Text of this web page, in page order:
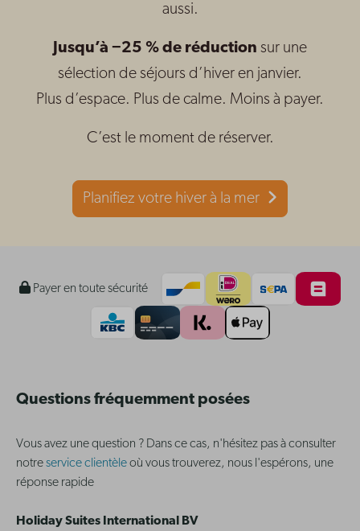
aussi.
Jusqu’à −25 % de réduction sur une
sélection de séjours d’hiver en janvier.
Plus d’espace. Plus de calme. Moins à payer.
C’est le moment de réserver.
Planifiez votre hiver à la mer
Payer en toute sécurité
Questions fréquemment posées
Vous avez une question ? Dans ce cas, n'hésitez pas à consulter
notreservice clientèleoù vous trouverez, nous l'espérons, une
réponse rapide
Holiday Suites International BV